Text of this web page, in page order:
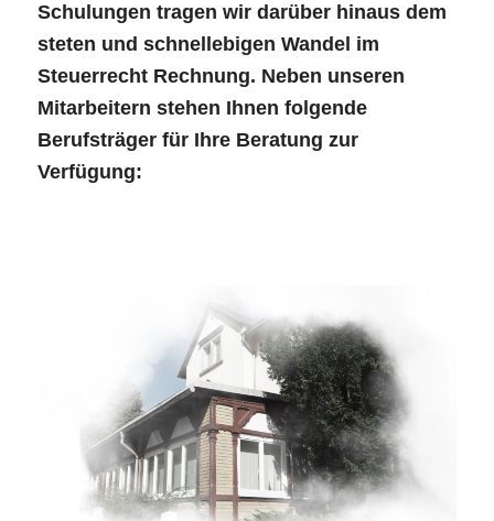
Schulungen tragen wir darüber hinaus dem
steten und schnellebigen Wandel im
Steuerrecht Rechnung. Neben unseren
Mitarbeitern stehen Ihnen folgende
Berufsträger für Ihre Beratung zur
Verfügung: